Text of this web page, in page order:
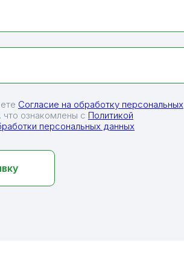
Согласие на обработку персональных
ознакомлены с Политикой
персональных данных